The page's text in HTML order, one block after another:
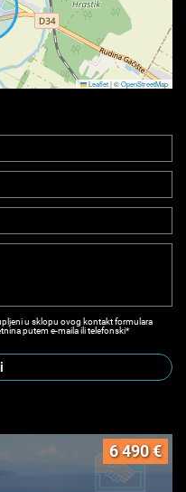
Leaflet|©OpenStreetMap
u sklopu ovog kontakt formulara
putem e-maila ili telefonski*
6 490 €